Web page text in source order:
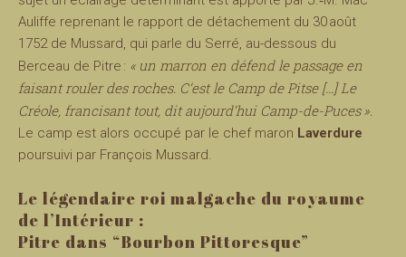
Auliffe reprenant le rapport de détachement du 30 août
1752 de Mussard, qui parle du Serré, au-dessous du
Berceau de Pitre : « un marron en défend le passage en
faisant rouler des roches. C’est le Camp de Pitse […] Le
Créole, francisant tout, dit aujourd’hui Camp-de-Puces ».
Le camp est alors occupé par le chef maron Laverdure
poursuivi par François Mussard.
Le légendaire roi malgache du royaume
de l’Intérieur :
Pitre dans “Bourbon Pittoresque”